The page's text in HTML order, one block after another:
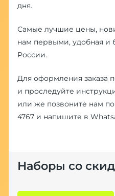
дня.
Самые лучшие цены,
нам первыми, удобная и
России.
Для оформления заказа
и проследуйте
или же позвоните нам
4767и напишите в
Наборы со